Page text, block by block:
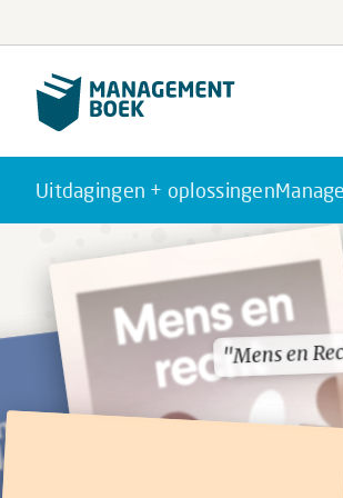
Uitdagingen + oplossingen
"Mens en
"Mens en